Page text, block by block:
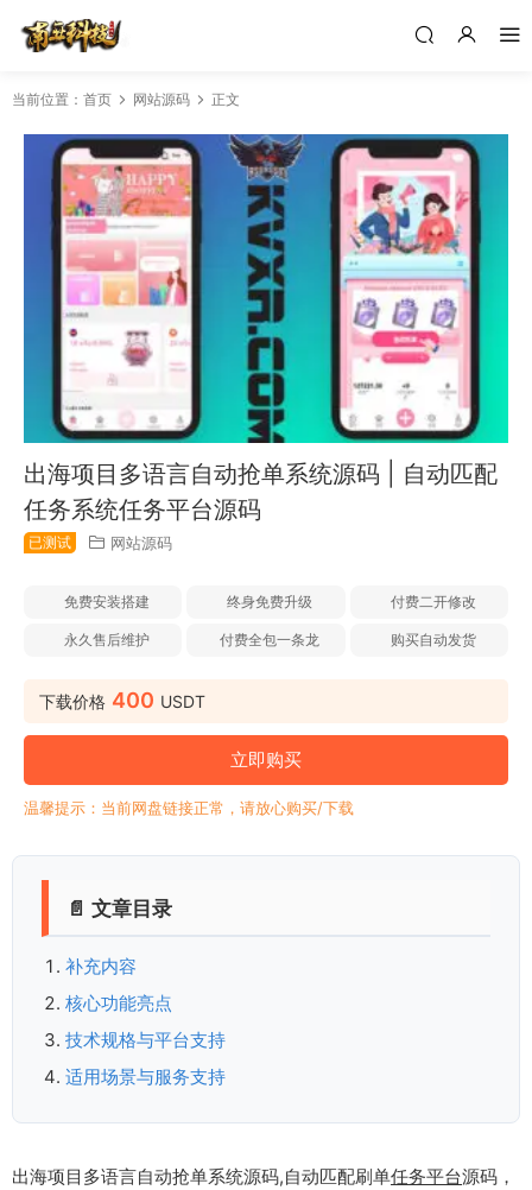
当前位置： 首页 网站源码 正文
出海项目多语言自动抢单系统源码 | 自动匹配
任务系统任务平台源码
已测试 网站源码
免费安装搭建 终身免费升级 付费二开修改
永久售后维护 付费全包一条龙 购买自动发货
下载价格 400 USDT
立即购买
温馨提示：当前网盘链接正常，请放心购买/下载
📄 文章目录
补充内容
核心功能亮点
技术规格与平台支持
适用场景与服务支持
出海项目多语言自动抢单系统源码,自动匹配刷单任务平台源码，